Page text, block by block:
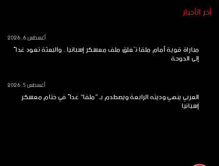
أخر الأخبار
مباراة قوية أمام ملقا تُغلق ملف معسكر إسبانيا.. والبعثة تعود غداً
إلى الدوحة
أغسطس 6, 2026
العربي ينهي وديته الرابعة ويصطدم بـ “ملقا” غداً في ختام معسكر
إسبانيا
أغسطس 5, 2026